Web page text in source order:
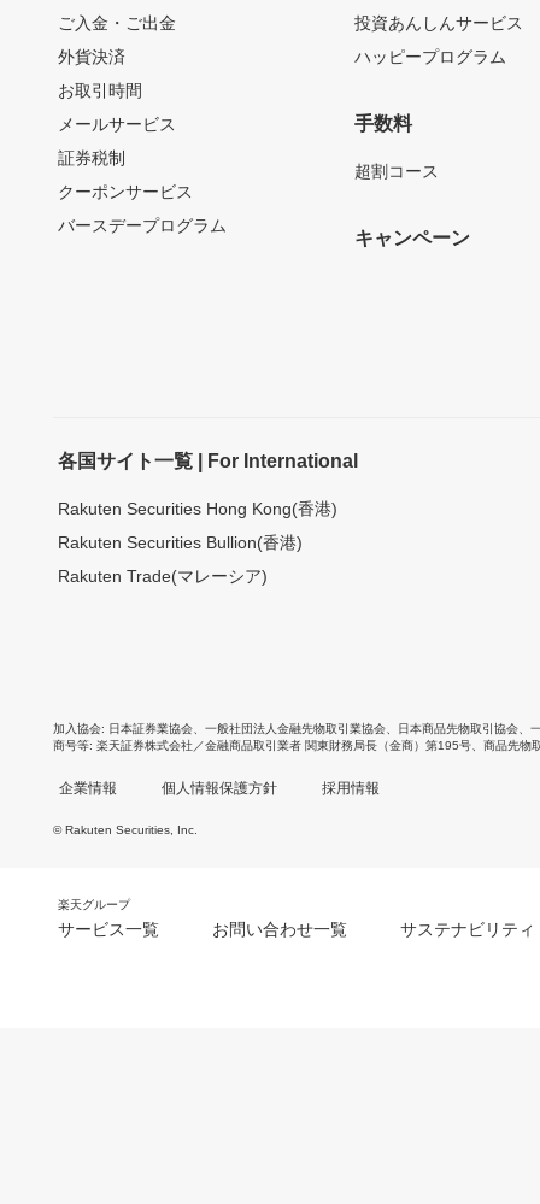
ご入金・ご出金
外貨決済
お取引時間
メールサービス
証券税制
クーポンサービス
バースデープログラム
投資あんしんサービス
ハッピープログラム
手数料
超割コース
キャンペーン
各国サイト一覧 | For International
Rakuten Securities Hong Kong(香港)
Rakuten Securities Bullion(香港)
Rakuten Trade(マレーシア)
加入協会 日本証券業協会 一般社団法人金融先物取引業協会 日本商品先物取引協会
商号等 楽天証券株式会社／金融商品取引業者 関東財務局長（金商）第195号、商品先物
企業情報 個人情報保護方針 採用情報
© Rakuten Securities, Inc.
楽天グループ
サービス一覧 お問い合わせ一覧 サステナビリティ